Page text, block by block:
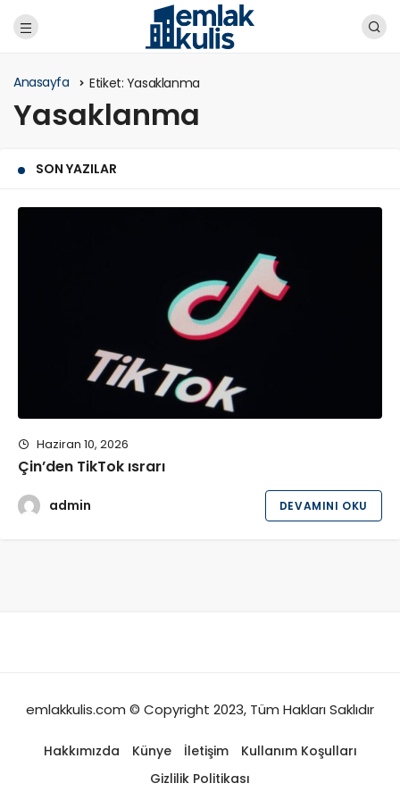
Anasayfa Etiket: Yasaklanma
Yasaklanma
SON YAZILAR
Haziran 10, 2026
Çin’den TikTok ısrarı
admin DEVAMINI OKU
emlakkulis.com © Copyright 2023, Tüm Hakları Saklıdır
Hakkımızda Künye İletişim
Kullanım Koşulları
Gizlilik Politikası